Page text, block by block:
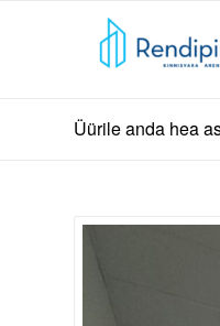
Üürile anda hea